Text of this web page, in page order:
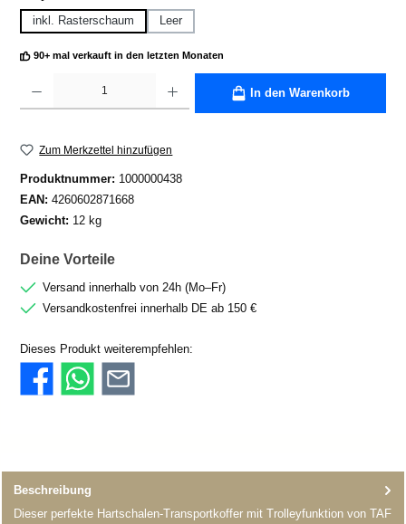
inkl. Rasterschaum
Leer
90+ mal verkauft in den letzten Monaten
In den Warenkorb
Zum Merkzettel hinzufügen
Produktnummer: 1000000438
EAN: 4260602871668
Gewicht: 12 kg
Deine Vorteile
Versand innerhalb von 24h (Mo–Fr)
Versandkostenfrei innerhalb DE ab 150 €
Dieses Produkt weiterempfehlen:
Beschreibung
Dieser perfekte Hartschalen-Transportkoffer mit Trolleyfunktion von TAF